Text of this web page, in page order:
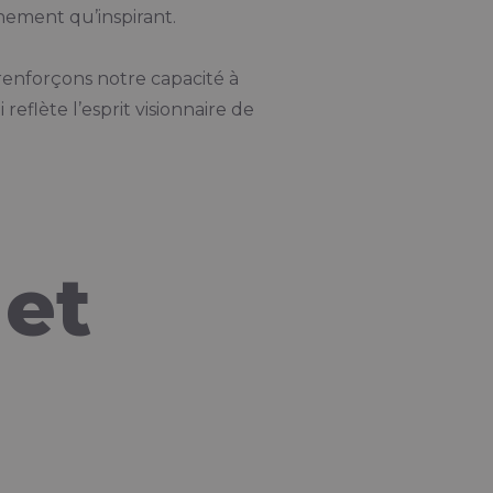
qu’inspirant.
notre capacité à
l’esprit visionnaire de